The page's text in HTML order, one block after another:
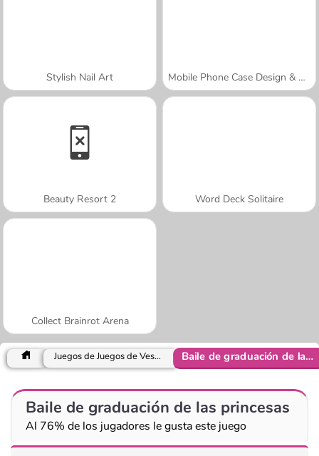
Stylish Nail Art Mobile Phone Case Design & DIY
Beauty Resort 2 Word Deck Solitaire
Collect Brainrot Arena
Juegos de Juegos de Vestir y Moda Baile de graduación de las princesas
Baile de graduación de las princesas
Al 76% de los jugadores le gusta este juego